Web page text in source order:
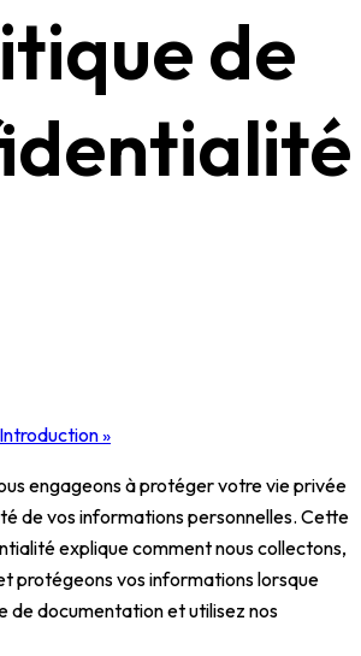
de
»
engageons à protéger votre vie privée
de vos informations personnelles. Cette
explique comment nous collectons,
protégeons vos informations lorsque
de documentation et utilisez nos